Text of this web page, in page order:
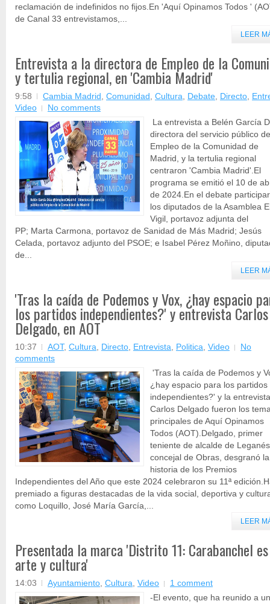
reclamación de indefinidos no fijos.En 'Aquí Opinamos Todos '
de Canal 33 entrevistamos,...
LEER
Entrevista a la directora de Empleo de la
y tertulia regional, en 'Cambia Madrid'
9:58 Cambia Madrid , Comunidad , Cultura, Debate, Directo,
Video
No comments
La entrevista a Belén García
directora del servicio público de
Empleo de la Comunidad de
Madrid, y la tertulia regional
centraron 'Cambia Madrid'.El
programa se emitió el 10 de
de 2024.En el debate
los diputados de la Asamblea
Vigil, portavoz adjunta del
PP; Marta Carmona, portavoz de Sanidad de Más Madrid; Jesús
Celada, portavoz adjunto del PSOE; e Isabel Pérez Moñino,
de...
LEER
'Tras la caída de Podemos y Vox, ¿hay espacio
los partidos independientes?' y entrevista Carlos
Delgado, en AOT
10:37 AOT, Cultura, Directo, Entrevista, Politica, Video
No
comments
'Tras la caída de Podemos y
¿hay espacio para los partidos
independientes?' y la
Carlos Delgado fueron los
principales de Aquí Opinamos
Todos (AOT).Delgado, primer
teniente de alcalde de
concejal de Obras, desgranó la
historia de los Premios
Independientes del Año que este 2024 celebraron su 11ª
premiado a figuras destacadas de la vida social, deportiva y
como Loquillo, José María García,...
LEER
Presentada la marca 'Distrito 11: Carabanchel es
arte y cultura'
14:03 Ayuntamiento, Cultura, Video
1 comment
-El evento, que ha reunido a un